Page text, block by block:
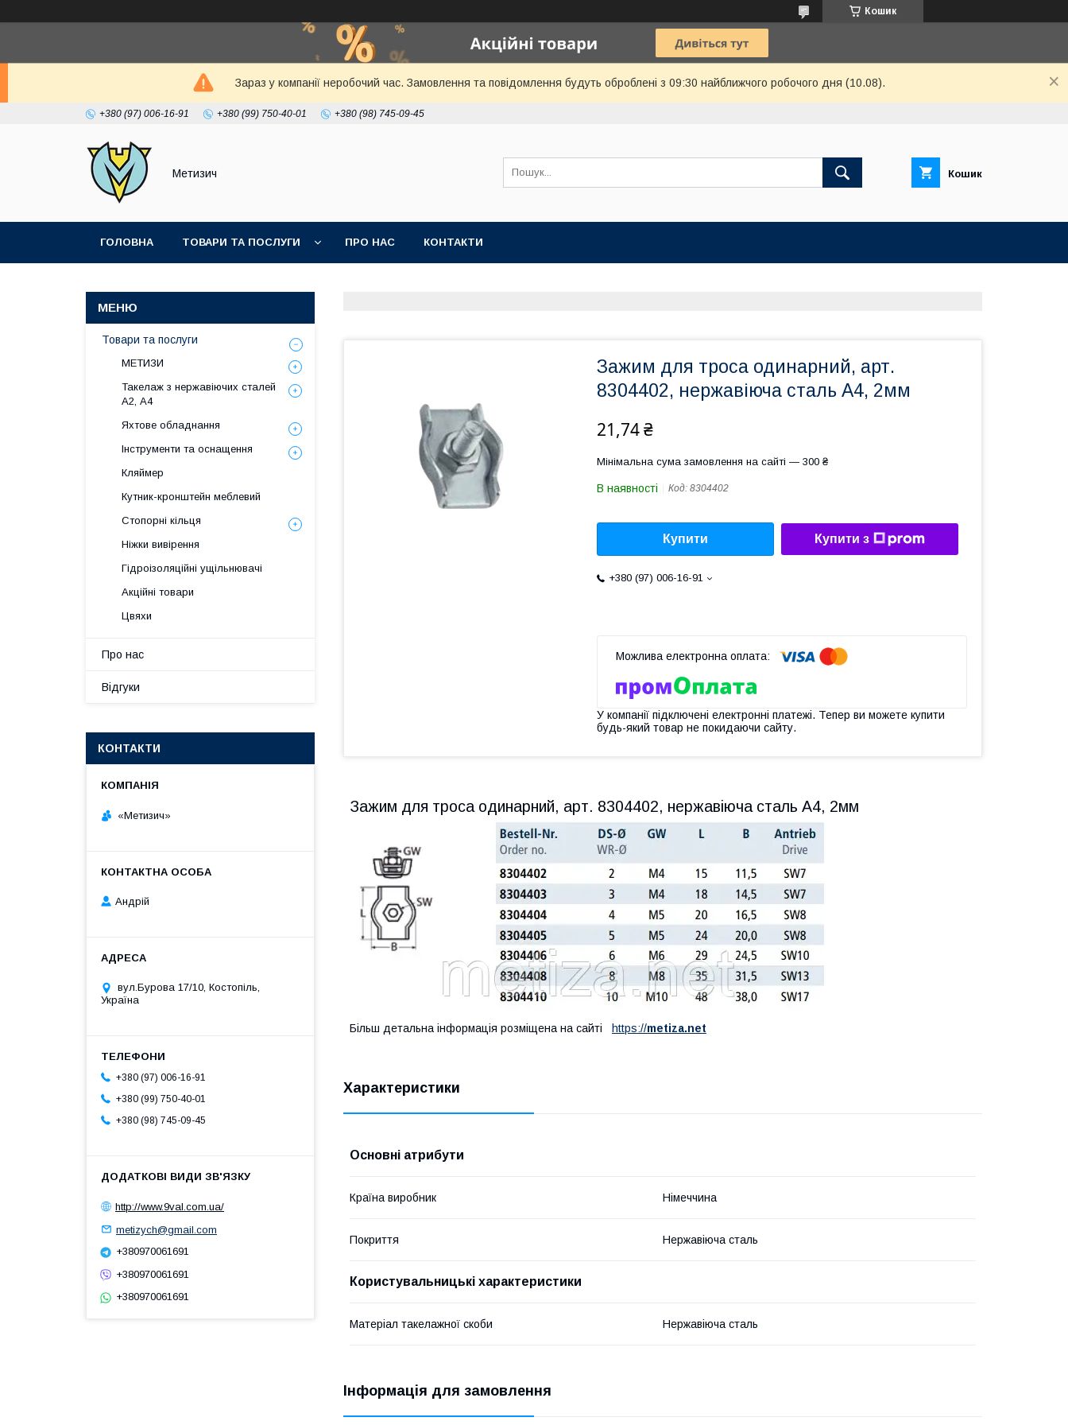
Кошик
Зараз у компанії неробочий час. Замовлення та повідомлення будуть оброблені з 09:30 найближчого робочого дня (10.08).
+380 (97) 006-16-91 +380 (99) 750-40-01 +380 (98) 745-09-45
Метизич Кошик
ГОЛОВНА ТОВАРИ ТА ПОСЛУГИ ПРО НАС КОНТАКТИ
Зажим для троса одинарний, арт.
8304402, нержавіюча сталь А4, 2мм
21,74 ₴
Мінімальна сума замовлення на сайті — 300 ₴
В наявності Код: 8304402
Купити Купити з
+380 (97) 006-16-91
У компанії підключені електронні платежі. Тепер ви можете купити
будь-який товар не покидаючи сайту.
Зажим для троса одинарний, арт. 8304402, нержавіюча сталь А4, 2мм
Більш детальна інформація розміщена на сайті https://metiza.net
Характеристики
Основні атрибути
Країна виробник Німеччина
Покриття Нержавіюча сталь
Користувальницькі характеристики
Матеріал такелажної скоби Нержавіюча сталь
Інформація для замовлення
Товари та послуги
МЕТИЗИ
Такелаж з нержавіючих сталей
А2, А4
Яхтове обладнання
Інструменти та оснащення
Кляймер
Кутник-кронштейн меблевий
Стопорні кільця
Ніжки вивірення
Гідроізоляційні ущільнювачі
Акційні товари
Цвяхи
Про нас
Відгуки
КОНТАКТИ
«Метизич»
Андрій
вул.Бурова 17/10, Костопіль,
Україна
+380 (97) 006-16-91
+380 (99) 750-40-01
+380 (98) 745-09-45
http://www.9val.com.ua/
metizych@gmail.com
+380970061691
+380970061691
+380970061691